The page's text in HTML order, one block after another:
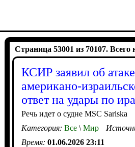
Страница 53001 из 70107. Всего
КСИР заявил об
американо-
ответ на удары по
Речь идет о судне MSC Sariska
Категория: Все\Мир
Время: 01.06.2026 23:11